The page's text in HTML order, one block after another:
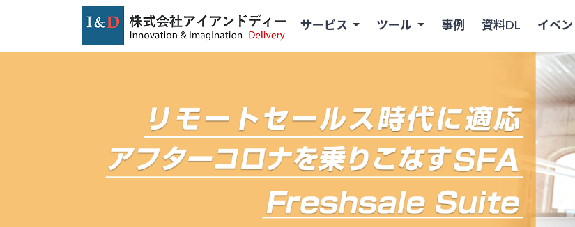
サービス ツール 事例 資料DL イベン